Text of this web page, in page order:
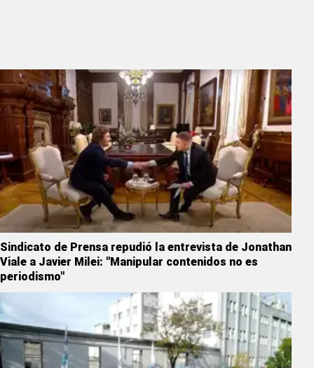
Sindicato de Prensa repudió la entrevista de Jonathan
Viale a Javier Milei: "Manipular contenidos no es
periodismo"